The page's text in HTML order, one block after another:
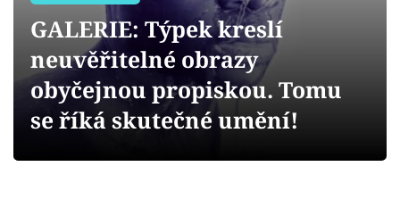
Sledujte prima+
GALERIE: Týpek kreslí
neuvěřitelné obrazy
obyčejnou propiskou. Tomu
se říká skutečné umění!